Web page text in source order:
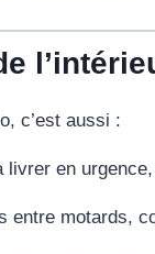
c’est aussi :
livrer en
entre motards,